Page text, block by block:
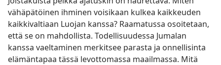
vähäpätöinen ihminen voisikaan kulkea kaikkeuden
kaikkivaltiaan Luojan kanssa? Raamatussa osoitetaan,
että se on mahdollista. Todellisuudessa Jumalan
kanssa vaeltaminen merkitsee parasta ja onnellisinta
elämäntapaa tässä levottomassa maailmassa. Mitä